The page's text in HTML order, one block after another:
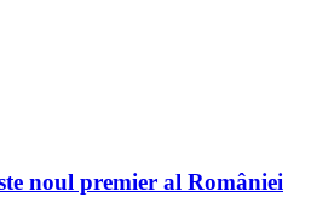
noul premier al României